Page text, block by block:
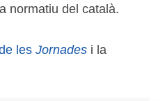
normatiu del català.
lesJornades i la